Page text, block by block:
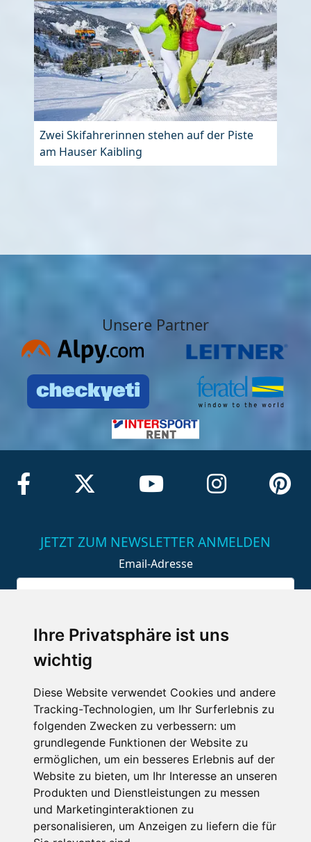
Ihre Privatsphäre ist uns
wichtig
Diese Website verwendet Cookies und andere
Tracking-Technologien, um Ihr Surferlebnis zu
folgenden Zwecken zu verbessern: um
grundlegende Funktionen der Website zu
ermöglichen, um ein besseres Erlebnis auf der
Website zu bieten, um Ihr Interesse an unseren
Produkten und Dienstleistungen zu messen
und Marketinginteraktionen zu
personalisieren, um Anzeigen zu liefern die für
Zwei Skifahrerinnen stehen auf der Piste
am Hauser Kaibling
Unsere Partner
JETZT ZUM NEWSLETTER ANMELDEN
Email-Adresse
Schneehöhen
Skigebiete
Skiurlaub
SKIURLAUB BUCHEN